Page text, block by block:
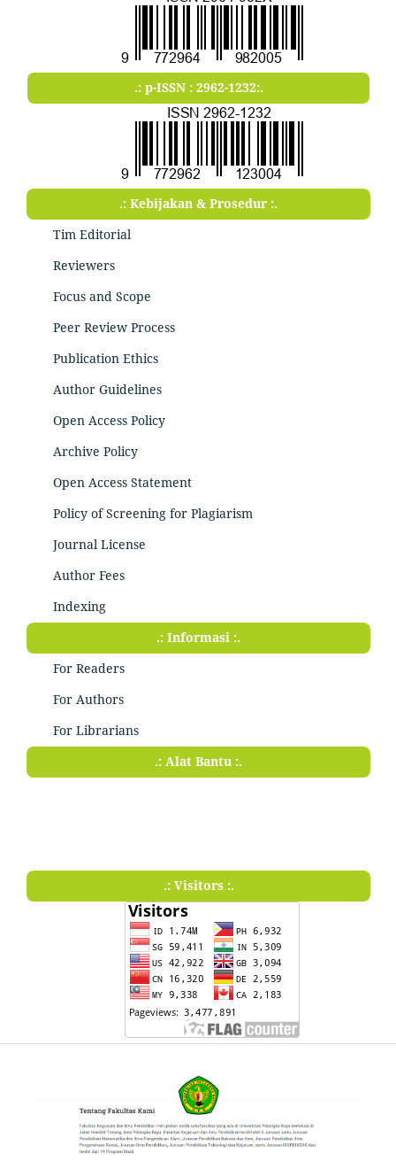
.: p-ISSN : 2962-1232:.
.: Kebijakan & Prosedur :.
Tim Editorial
Reviewers
Focus and Scope
Peer Review Process
Publication Ethics
Author Guidelines
Open Access Policy
Archive Policy
Open Access Statement
Policy of Screening for Plagiarism
Journal License
Author Fees
Indexing
.: Informasi :.
For Readers
For Authors
For Librarians
.: Alat Bantu :.
.: Visitors :.